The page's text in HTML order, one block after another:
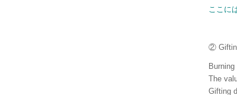
ここに
②
The
Gifting